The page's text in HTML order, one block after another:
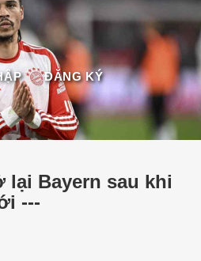
ĐĂNG KÝ
lại Bayern sau khi
---